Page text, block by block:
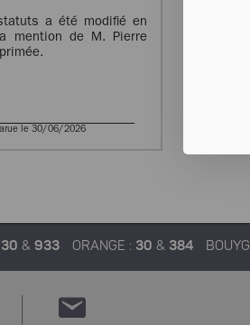
a été modifié en
mention de M. Pierre
le 30/06/2026
30 & 933 ORANGE : 30 & 384